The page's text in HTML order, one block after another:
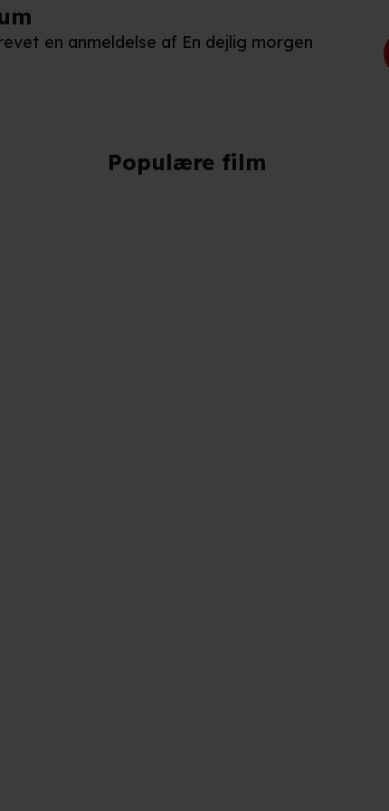
en anmeldelse af En dejlig morgen
Populære film